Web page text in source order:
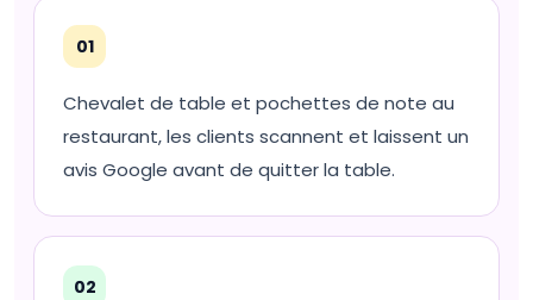
01
Chevalet de table et pochettes de note au
restaurant, les clients scannent et laissent un
avis Google avant de quitter la table.
02